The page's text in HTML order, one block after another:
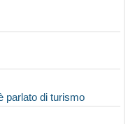
parlato di turismo